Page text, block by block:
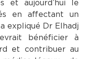
et aujourd’hui le
en affectant un
expliqué Dr Elhadj
bénéficier à
et contribuer au